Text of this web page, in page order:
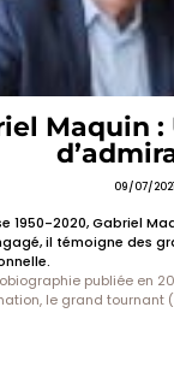
Maquin
09/07/
1950-2020, Gabriel
il témoigne des
publiée en
le grand